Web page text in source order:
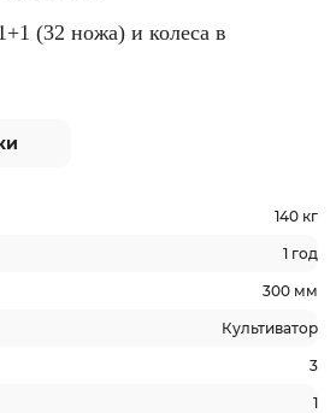
(32 ножа) и колеса в
140 кг
1 год
300 мм
Культиватор
3
1